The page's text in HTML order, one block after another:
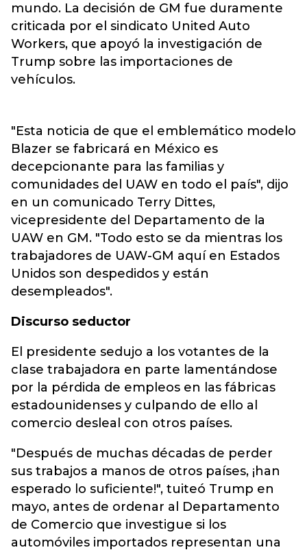
mundo. La decisión de GM fue duramente
criticada por el sindicato United Auto
Workers, que apoyó la investigación de
Trump sobre las importaciones de
vehículos.
"Esta noticia de que el emblemático modelo
Blazer se fabricará en México es
decepcionante para las familias y
comunidades del UAW en todo el país", dijo
en un comunicado Terry Dittes,
vicepresidente del Departamento de la
UAW en GM. "Todo esto se da mientras los
trabajadores de UAW-GM aquí en Estados
Unidos son despedidos y están
desempleados".
Discurso seductor
El presidente sedujo a los votantes de la
clase trabajadora en parte lamentándose
por la pérdida de empleos en las fábricas
estadounidenses y culpando de ello al
comercio desleal con otros países.
"Después de muchas décadas de perder
sus trabajos a manos de otros países, ¡han
esperado lo suficiente!", tuiteó Trump en
mayo, antes de ordenar al Departamento
de Comercio que investigue si los
automóviles importados representan una